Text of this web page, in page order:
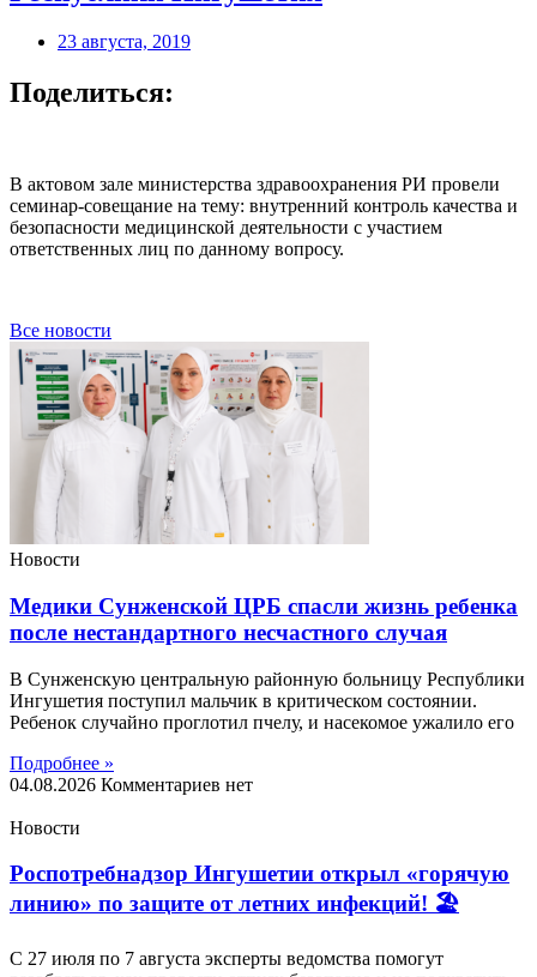
23 августа, 2019
Поделиться:
В актовом зале министерства здравоохранения РИ провели
семинар-совещание на тему: внутренний контроль качества и
безопасности медицинской деятельности с участием
ответственных лиц по данному вопросу.
Все новости
Новости
Медики Сунженской ЦРБ спасли жизнь ребенка
после нестандартного несчастного случая
В Сунженскую центральную районную больницу Республики
Ингушетия поступил мальчик в критическом состоянии.
Ребенок случайно проглотил пчелу, и насекомое ужалило его
Подробнее »
04.08.2026 Комментариев нет
Новости
Роспотребнадзор Ингушетии открыл «горячую
линию» по защите от летних инфекций! 🏖
С 27 июля по 7 августа эксперты ведомства помогут